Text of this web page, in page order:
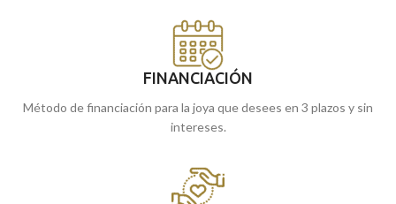
FINANCIACIÓN
Método de financiación para la joya que desees en 3 plazos y sin
intereses.